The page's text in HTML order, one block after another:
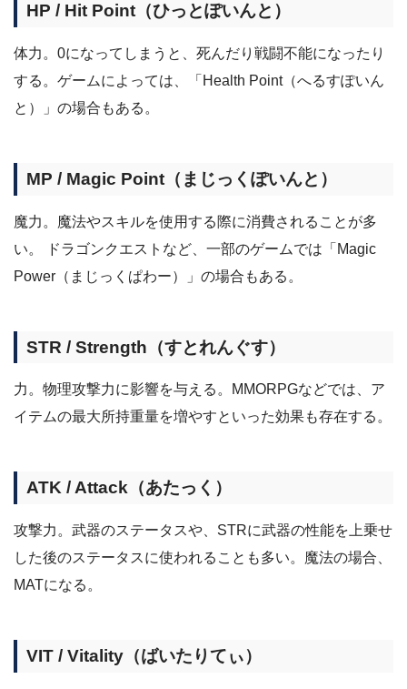
HP / Hit Point（ひっとぽいんと）
体力。0になってしまうと、死んだり戦闘不能になったり
する。ゲームによっては、「Health Point（へるすぽいん
と）」の場合もある。
MP / Magic Point（まじっくぽいんと）
魔力。魔法やスキルを使用する際に消費されることが多
い。 ドラゴンクエストなど、一部のゲームでは「Magic
Power（まじっくぱわー）」の場合もある。
STR / Strength（すとれんぐす）
力。物理攻撃力に影響を与える。MMORPGなどでは、ア
イテムの最大所持重量を増やすといった効果も存在する。
ATK / Attack（あたっく）
攻撃力。武器のステータスや、STRに武器の性能を上乗せ
した後のステータスに使われることも多い。魔法の場合、
MATになる。
VIT / Vitality（ばいたりてぃ）